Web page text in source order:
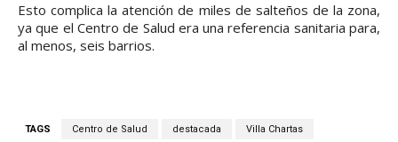
Esto complica la atención de miles de salteños de la zona,
ya que el Centro de Salud era una referencia sanitaria para,
al menos, seis barrios.
TAGS Centro de Salud destacada Villa Chartas